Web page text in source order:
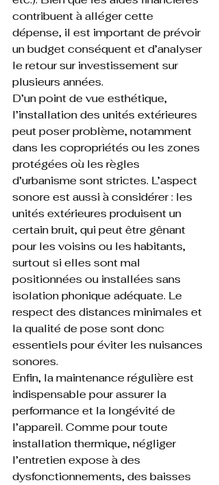
contribuent à alléger cette
dépense, il est important de prévoir
un budget conséquent et d’analyser
le retour sur investissement sur
plusieurs années.
D’un point de vue esthétique,
l’installation des unités extérieures
peut poser problème, notamment
dans les copropriétés ou les zones
protégées où les règles
d’urbanisme sont strictes. L’aspect
sonore est aussi à considérer : les
unités extérieures produisent un
certain bruit, qui peut être gênant
pour les voisins ou les habitants,
surtout si elles sont mal
positionnées ou installées sans
isolation phonique adéquate. Le
respect des distances minimales et
la qualité de pose sont donc
essentiels pour éviter les nuisances
sonores.
Enfin, la maintenance régulière est
indispensable pour assurer la
performance et la longévité de
l’appareil. Comme pour toute
installation thermique, négliger
l’entretien expose à des
dysfonctionnements, des baisses